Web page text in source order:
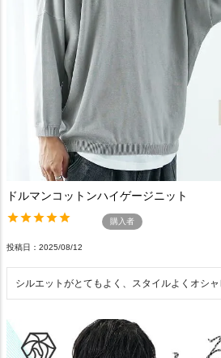
ドルマンコットンハイゲージニット
購入者
投稿日 2025/08/12
シルエットがとてもよく、スタイルよくオシャ